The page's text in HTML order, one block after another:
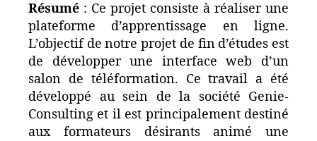
Résumé : Ce projet consiste à réaliser une
plateforme d’apprentissage en ligne.
L’objectif de notre projet de fin d’études est
de développer une interface web d’un
salon de téléformation. Ce travail a été
développé au sein de la société Genie-
Consulting et il est principalement destiné
aux formateurs désirants animé une